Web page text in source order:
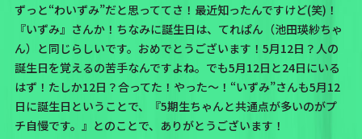
ずっと“わいずみ”だと思っててさ！ 最近知ったんですけど(笑)！
『いずみ』さんか！ちなみに誕生日は、てれぱん（池田瑛紗ちゃ
ん）と同じらしいです。おめでとうございます！5月12日？人の
誕生日を覚えるの苦手なんですよね。でも5月12日と24日にいる
はず！たしか12日？合ってた！やった〜！“いずみ”さんも5月12
日に誕生日ということで、『5期生ちゃんと共通点が多いのがプ
チ自慢です。』とのことで、ありがとうございます！